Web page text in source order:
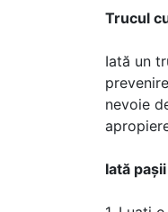
Trucul
Iată un
nevoie
Iată